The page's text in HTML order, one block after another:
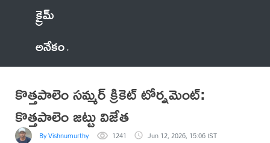
క్రైమ్
అనేకం
కొత్తపాలెం సమ్మర్ క్రికెట్ టోర్నమెంట్:
కొత్తపాలెం జట్టు విజేత
By Vishnumurthy 1241 Jun 12, 2026, 15:06 IST